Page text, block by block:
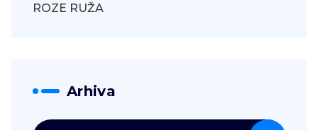
ROZE RUŽA
Arhiva